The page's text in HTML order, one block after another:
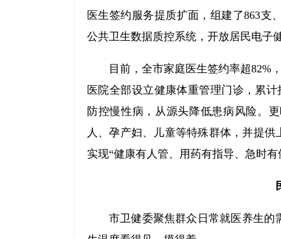
医生签约服务提质扩面，组建了863支
公共卫生数据质控系统，开放居民电子
目前，全市家庭医生签约率超82%
医院全部设立健康体重管理门诊，累
防控慢性病，从源头降低患病风险。
人、孕产妇、儿童等特殊群体，并提
实现“健康有人管、用药有指导、急时有
市卫健委聚焦群众日常就医养生的